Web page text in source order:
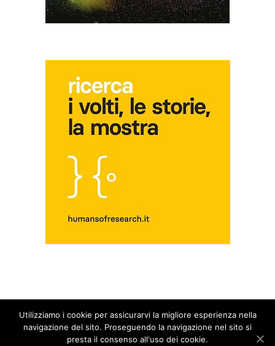
© Copyright 2014 - 2026 - Blog Fuori dal Giro | All Rights Reserved |Privacy &
Cookie Policy
Utilizziamo i cookie per assicurarvi la migliore esperienza nella
navigazione del sito. Proseguendo la navigazione nel sito si
presta il consenso all'uso dei cookie.